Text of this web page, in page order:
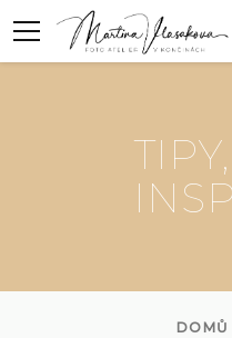
DOMŮ